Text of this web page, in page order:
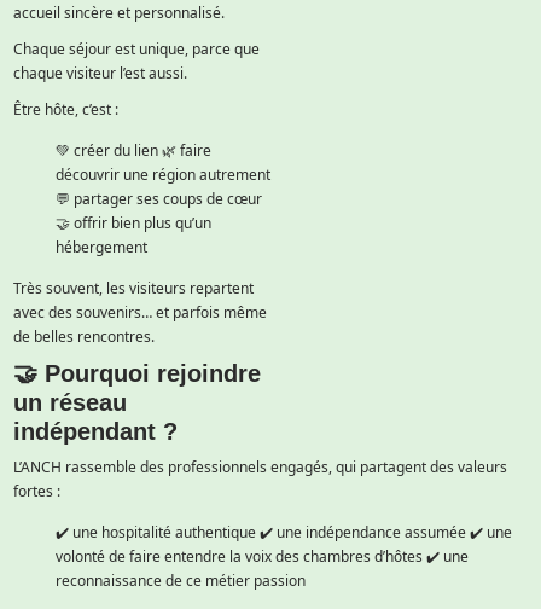
accueil sincère et personnalisé.
Chaque séjour est unique, parce que
chaque visiteur l’est aussi.
Être hôte, c’est :
💚 créer du lien🌿 faire
découvrir une région autrement
💬 partager ses coups de cœur
🤝 offrir bien plus qu’un
hébergement
Très souvent, les visiteurs repartent
avec des souvenirs… et parfois même
de belles rencontres.
🤝 Pourquoi rejoindre
un réseau
indépendant ?
L’ANCH rassemble des professionnels engagés, qui partagent des valeurs
fortes :
✔️ une hospitalité authentique✔️ une indépendance assumée✔️ une
volonté de faire entendre la voix des chambres d’hôtes ✔️ une
reconnaissance de ce métier passion